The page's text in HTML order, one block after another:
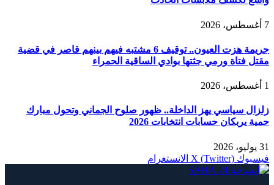
7 أغسطس، 2026
جريمة هزت العيون.. توقيف 6 مشتبه فيهم بينهم قاصر في قضية
مقتل فتاة ورمي جثتها بوادي الساقية الحمراء
1 أغسطس، 2026
زلزال سياسي يهز الداخلة.. ظهور صلوح الجماني وتحول مبارك
حمية يربكان حسابات انتخابات 2026
31 يوليو، 2026
فيسبوك X (Twitter) الانستغرام